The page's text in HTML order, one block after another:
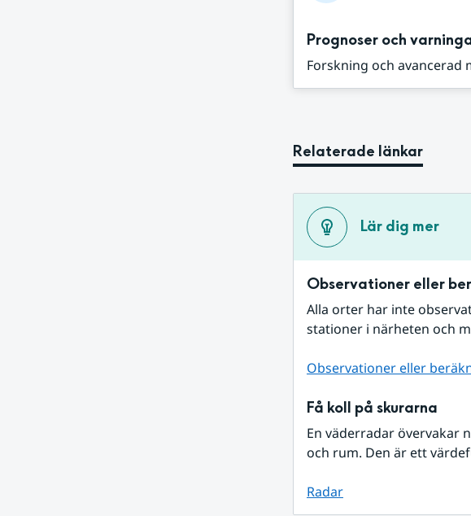
Prognoser och
Forskning och avancerad
Relaterade länkar
Lär dig mer
Observationer eller
Alla orter har inte
stationer i närheten och
Observationer eller
Få koll på skurarna
En väderradar övervakar
och rum. Den är ett
Radar